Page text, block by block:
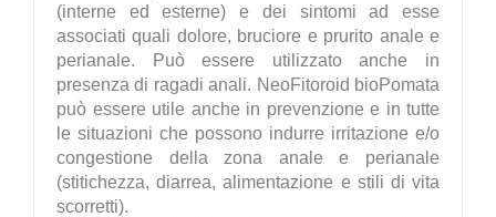
(interne ed esterne) e dei sintomi ad esse
associati quali dolore, bruciore e prurito anale e
perianale. Può essere utilizzato anche in
presenza di ragadi anali. NeoFitoroid bioPomata
può essere utile anche in prevenzione e in tutte
le situazioni che possono indurre irritazione e/o
congestione della zona anale e perianale
(stitichezza, diarrea, alimentazione e stili di vita
scorretti).